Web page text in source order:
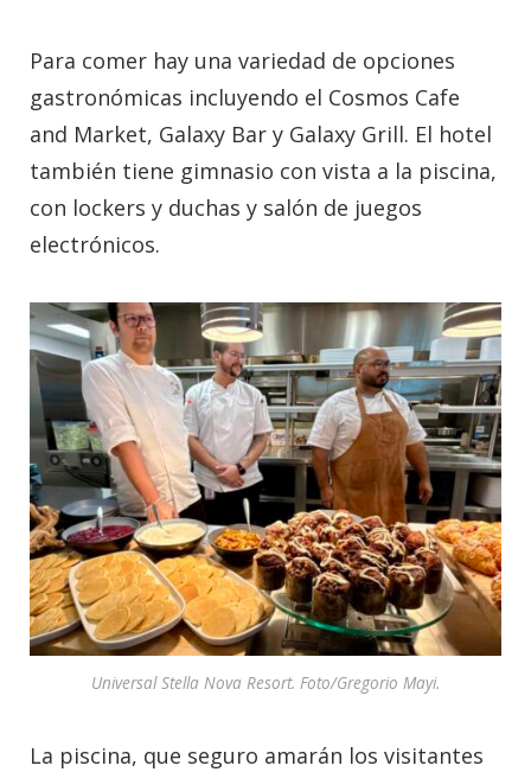
Para comer hay una variedad de opciones
gastronómicas incluyendo el Cosmos Cafe
and Market, Galaxy Bar y Galaxy Grill. El hotel
también tiene gimnasio con vista a la piscina,
con lockers y duchas y salón de juegos
electrónicos.
Universal Stella Nova Resort. Foto/Gregorio Mayi.
La piscina, que seguro amarán los visitantes